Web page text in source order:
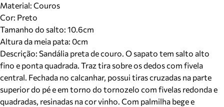
Material: Couros
Cor: Preto
Tamanho do salto: 10.6cm
Altura da meia pata: 0cm
Descrição: Sandália preta de couro. O sapato tem salto alto
fino e ponta quadrada. Traz tira sobre os dedos com fivela
central. Fechada no calcanhar, possui tiras cruzadas na parte
superior do pé e em torno do tornozelo com fivelas redonda e
quadradas, resinadas na cor vinho. Com palmilha bege e